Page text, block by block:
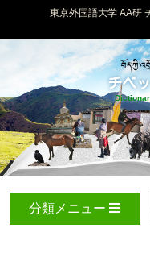
東京外国語大学 AA研
チベ
分類メニュー